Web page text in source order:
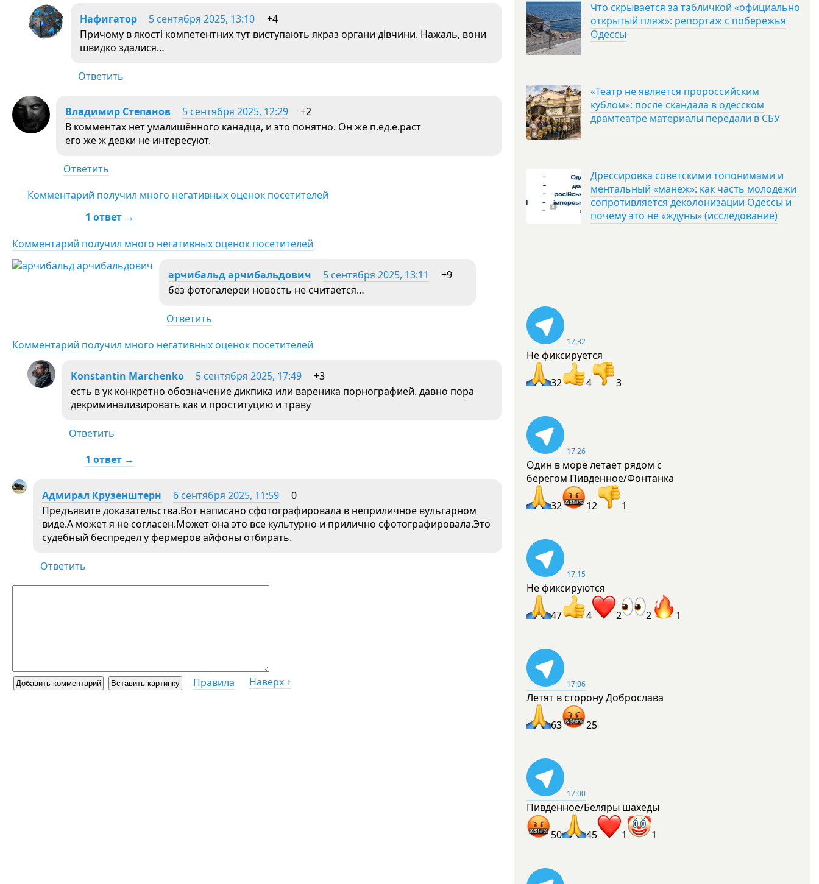
Нафигатор 5 сентября 2025, 13:10
+4
Причому в якості компетентних тут виступають якраз органи дівчини. Нажаль, вони
швидко здалися…
Ответить
Владимир Степанов 5 сентября 2025, 12:29
+2
В комментах нет умалишённого канадца, и это понятно. Он же п.ед.е.раст
его же ж девки не интересуют.
Ответить
Комментарий получил много негативных оценок посетителей
1 ответ →
Комментарий получил много негативных оценок посетителей
арчибальд арчибальдович 5 сентября 2025, 13:11
+9
без фотогалереи новость не считается…
Ответить
Комментарий получил много негативных оценок посетителей
Konstantin Marchenko 5 сентября 2025, 17:49
+3
есть в ук конкретно обозначение дикпика или вареника порнографией. давно пора
декриминализировать как и проституцию и траву
Ответить
1 ответ →
Адмирал Крузенштерн 6 сентября 2025, 11:59
0
Предъявите доказательства.Вот написано сфотографировала в неприличное вульгарном
виде.А может я не согласен.Может она это все культурно и прилично сфотографировала.Это
судебный беспредел у фермеров айфоны отбирать.
Ответить
Правила Наверх ↑
Что скрывается за табличкой «официально
открытый пляж»: репортаж с побережья
Одессы
«Театр не является пророссийским
кублом»: после скандала в одесском
драмтеатре материалы передали в СБУ
Дрессировка советскими топонимами и
ментальный «манеж»: как часть молодежи
сопротивляется деколонизации Одессы и
почему это не «ждуны» (исследование)
17:32
Не фиксируется
32 4 3
17:26
Один в море летает рядом с
берегом Пивденное/Фонтанка
32 12 1
17:15
Не фиксируются
47 4 2 2 1
17:06
Летят в сторону Доброслава
63 25
17:00
Пивденное/Беляры шахеды
50 45 1 1